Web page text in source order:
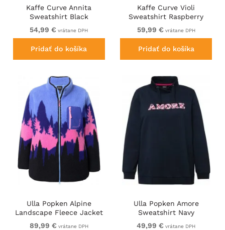
Kaffe Curve Annita
Sweatshirt Black
54,99 € vrátane DPH
Pridať do košíka
Kaffe Curve Violi
Sweatshirt Raspberry
Pink
59,99 € vrátane DPH
Pridať do košíka
Ulla Popken Alpine
Landscape Fleece Jacket
Cloud Blue
89,99 € vrátane DPH
Ulla Popken Amore
Sweatshirt Navy
49,99 € vrátane DPH